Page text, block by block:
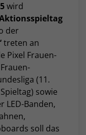
wird
der
treten an
Pixel Frauen-
(11.
sowie
LED-Banden,
soll das